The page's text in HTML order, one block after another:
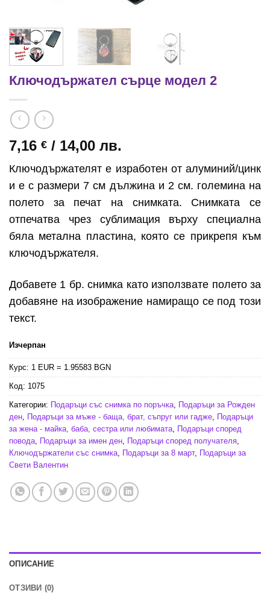
Ключодържател сърце модел 2
7,16 € / 14,00 лв.
Ключодържателят е изработен от алуминий/цинк
и е с размери 7 см дължина и 2 см. големина на
полето за печат на снимката. Снимката се
отпечатва чрез сублимация върху специална
бяла метална пластина, която се прикрепя към
ключодържателя.
Добавете 1 бр. снимка като използвате полето за
добавяне на изображение намиращо се под този
текст.
Изчерпан
Курс: 1 EUR = 1.95583 BGN
Код: 1075
Категории: Подаръци със снимка по поръчка
Подаръци за Рожден
ден
Подаръци за мъже - баща, брат, съпруг или гадже
Подаръци
за жена - майка, баба, сестра или любимата
Подаръци според
повода
Подаръци за имен ден Подаръци според получателя
Ключодържатели със снимка
Подаръци за 8 март, Подаръци за
Свети Валентин
ОПИСАНИЕ
ОТЗИВИ (0)